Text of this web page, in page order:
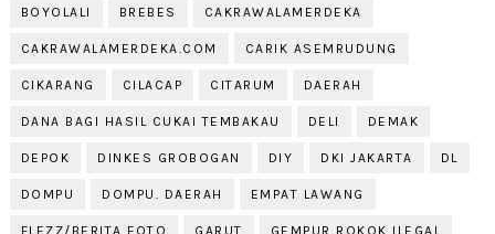
BOYOLALI BREBES CAKRAWALAMERDEKA
CAKRAWALAMERDEKA.COM CARIK ASEMRUDUNG
CIKARANG CILACAP CITARUM DAERAH
DANA BAGI HASIL CUKAI TEMBAKAU DELI DEMAK
DEPOK DINKES GROBOGAN DIY DKI JAKARTA DL
DOMPU DOMPU. DAERAH EMPAT LAWANG
FLEZZ/BERITA FOTO GARUT GEMPUR ROKOK ILEGAL